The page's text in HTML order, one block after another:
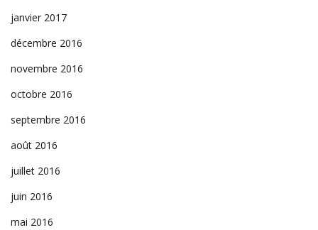
janvier 2017
décembre 2016
novembre 2016
octobre 2016
septembre 2016
août 2016
juillet 2016
juin 2016
mai 2016